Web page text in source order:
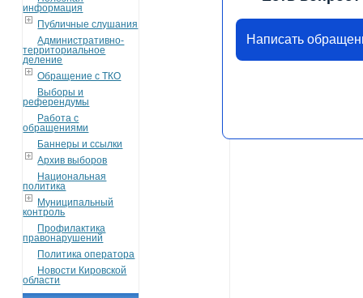
информация
Публичные слушания
Административно-
территориальное
деление
Обращение с ТКО
Выборы и
референдумы
Работа с
обращениями
Баннеры и ссылки
Архив выборов
Национальная
политика
Муниципальный
контроль
Профилактика
правонарушений
Политика оператора
Новости Кировской
области
Написать